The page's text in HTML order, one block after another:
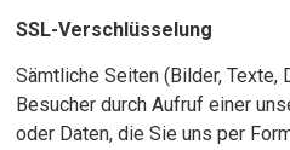
SSL-Verschlüsselung
Sämtliche Seiten (Bilder, Texte,
Besucher durch Aufruf einer
oder Daten, die Sie uns per